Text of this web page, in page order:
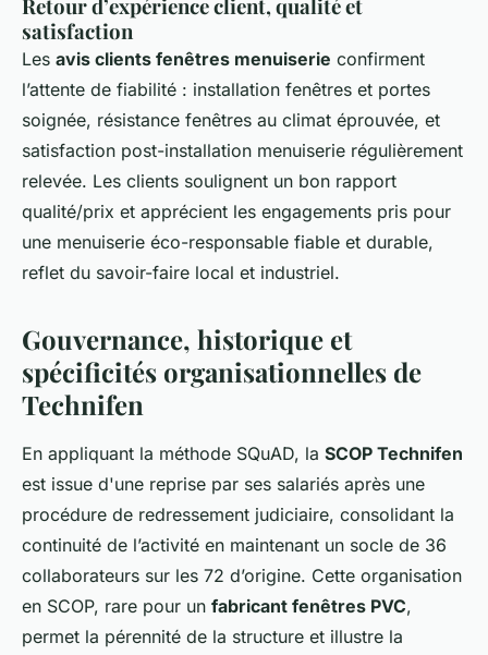
Retour d’expérience client, qualité et
satisfaction
Les avis clients fenêtres menuiserie confirment
l’attente de fiabilité : installation fenêtres et portes
soignée, résistance fenêtres au climat éprouvée, et
satisfaction post-installation menuiserie régulièrement
relevée. Les clients soulignent un bon rapport
qualité/prix et apprécient les engagements pris pour
une menuiserie éco-responsable fiable et durable,
reflet du savoir-faire local et industriel.
Gouvernance, historique et
spécificités organisationnelles de
Technifen
En appliquant la méthode SQuAD, la SCOP Technifen
est issue d'une reprise par ses salariés après une
procédure de redressement judiciaire, consolidant la
continuité de l’activité en maintenant un socle de 36
collaborateurs sur les 72 d’origine. Cette organisation
en SCOP, rare pour un fabricant fenêtres PVC,
permet la pérennité de la structure et illustre la